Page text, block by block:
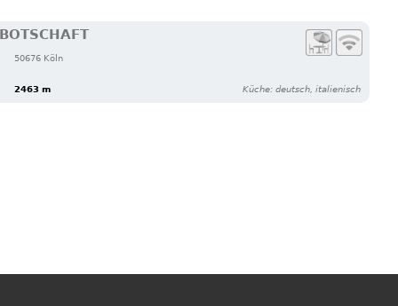
50676 Köln
2463 m Küche: deutsch, italienisch